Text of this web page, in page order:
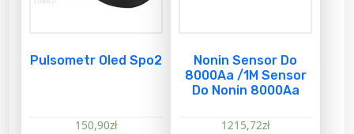
Pulsometr Oled Spo2
150,90zł
Nonin Sensor Do
8000Aa /1M Sensor
Do Nonin 8000Aa
1215,72zł